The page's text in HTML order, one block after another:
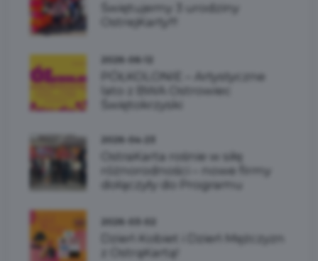
Świętujemy 3 urodziny
OstrejKarty!!!
PÓŁKOLONIE – Artystyczne
lato z BWA Ostrowiec
Świętokrzyski
OstraKarta rośnie w siłę
różnorodności – nowe firmy
dołączyły do Programu
Dzień Kobiet i Dzień Mężczyzn
z OstrąKartą!